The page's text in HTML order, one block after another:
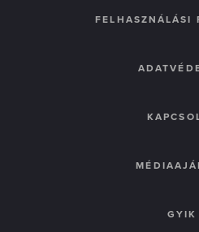
FELHASZNÁLÁSI
GYIK